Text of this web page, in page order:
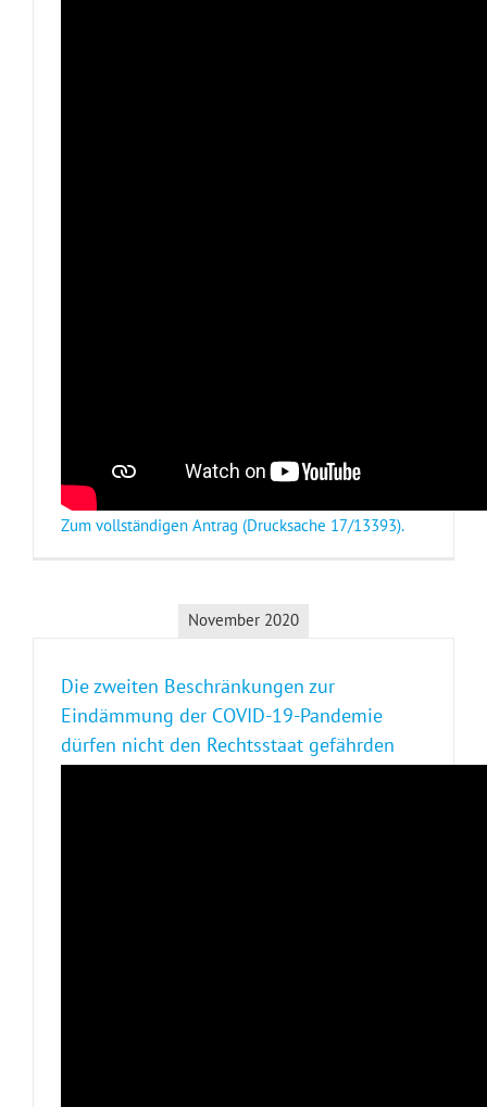
Zum vollständigen Antrag (Drucksache 17/13393).
November 2020
Die zweiten Beschränkungen zur
Eindämmung der COVID-19-Pandemie
dürfen nicht den Rechtsstaat gefährden